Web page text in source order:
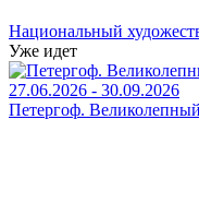
Национальный
Уже идет
27.06.2026 - 30.09.2026
Петергоф.